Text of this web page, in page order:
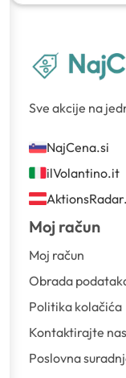
Sve akcije na
NajCena.si
ilVolantino.it
Moj račun
Moj račun
Obrada
Politika kolačića
Kontaktirajte nas
Poslovna